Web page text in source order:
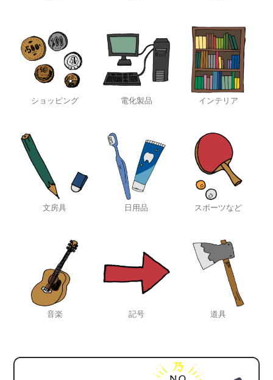
ショッピング 電化製品 インテリア
文房具 日用品 スポーツなど
音楽 記号 道具